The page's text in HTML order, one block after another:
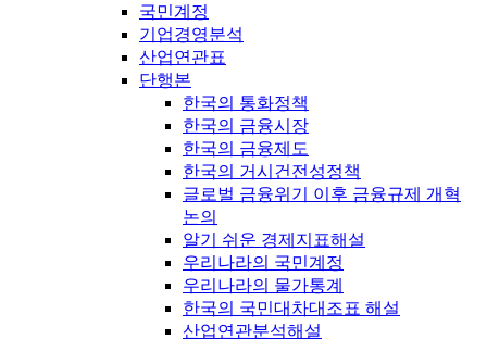
국민계정
기업경영분석
산업연관표
단행본
한국의 통화정책
한국의 금융시장
한국의 금융제도
한국의 거시건전성정책
글로벌 금융위기 이후 금융규제 개혁
논의
알기 쉬운 경제지표해설
우리나라의 국민계정
우리나라의 물가통계
한국의 국민대차대조표 해설
산업연관분석해설